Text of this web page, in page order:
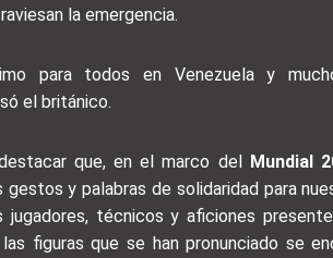
la emergencia.
para todos en Venezuela y
el británico.
que, en el marco del Mundial
gestos y palabras de solidaridad para
técnicos y aficiones
figuras que se han pronunciado se